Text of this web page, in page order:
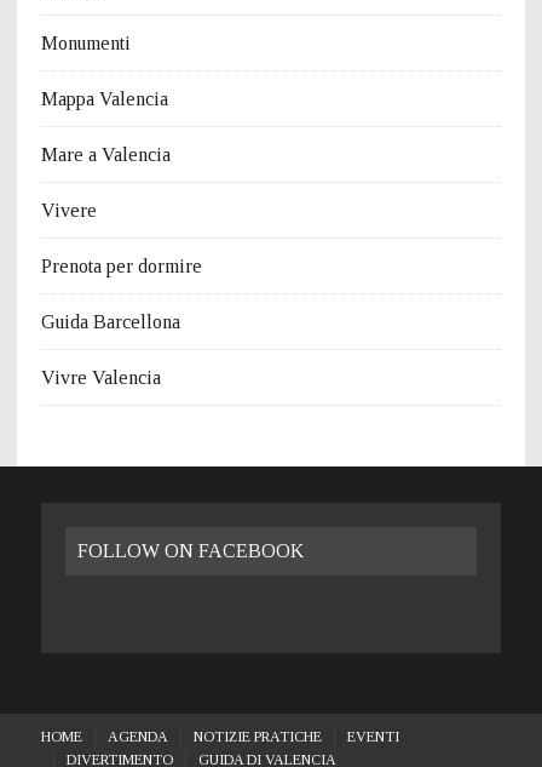
Monumenti
Mappa Valencia
Mare a Valencia
Vivere
Prenota per dormire
Guida Barcellona
Vivre Valencia
FOLLOW ON FACEBOOK
HOME AGENDA NOTIZIE PRATICHE
EVENTI
DIVERTIMENTO
GUIDA DI VALENCIA